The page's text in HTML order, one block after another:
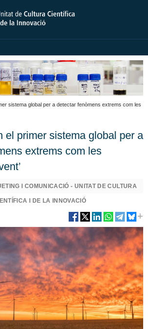
sistema global per a detectar fenòmens extrems com les
el primer sistema global per a
extrems com les
I COMUNICACIÓ - UNITAT DE CULTURA
I DE LA INNOVACIÓ